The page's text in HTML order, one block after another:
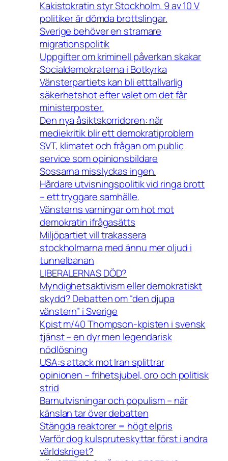
Kakistokratin styr Stockholm. 9 av 10 V
politiker är dömda brottslingar.
Sverige behöver en stramare
migrationspolitik
Uppgifter om kriminell påverkan skakar
Socialdemokraterna i Botkyrka
Vänsterpartiets kan bli etttallvarlig
säkerhetshot efter valet om det får
ministerposter.
Den nya åsiktskorridoren: när
mediekritik blir ett demokratiproblem
SVT, klimatet och frågan om public
service som opinionsbildare
Sossarna misslyckas ingen.
Hårdare utvisningspolitik vid ringa brott
– ett tryggare samhälle.
Vänsterns varningar om hot mot
demokratin ifrågasätts
Miljöpartiet vill trakassera
stockholmarna med ännu mer oljud i
tunnelbanan
LIBERALERNAS DÖD?
Myndighetsaktivism eller demokratiskt
skydd? Debatten om “den djupa
vänstern” i Sverige
Kpist m/40 Thompson-kpisten i svensk
tjänst – en dyr men legendarisk
nödlösning
USA:s attack mot Iran splittrar
opinionen – frihetsjubel, oro och politisk
strid
Barnutvisningar och populism – när
känslan tar över debatten
Stängda reaktorer = högt elpris
Varför dog kulspruteskyttar först i andra
världskriget?